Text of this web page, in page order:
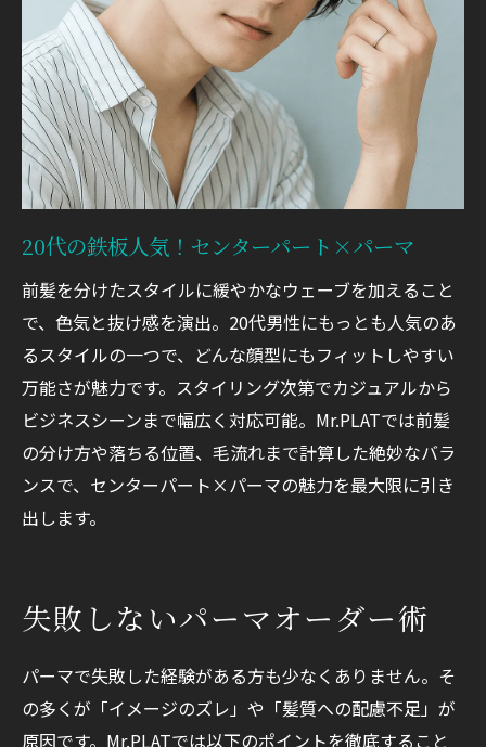
20代の鉄板人気！センターパート×パーマ
前髪を分けたスタイルに緩やかなウェーブを加えること
で、色気と抜け感を演出。20代男性にもっとも人気のあ
るスタイルの一つで、どんな顔型にもフィットしやすい
万能さが魅力です。スタイリング次第でカジュアルから
ビジネスシーンまで幅広く対応可能。Mr.PLATでは前髪
の分け方や落ちる位置、毛流れまで計算した絶妙なバラ
ンスで、センターパート×パーマの魅力を最大限に引き
出します。
失敗しないパーマオーダー術
パーマで失敗した経験がある方も少なくありません。そ
の多くが「イメージのズレ」や「髪質への配慮不足」が
原因です。Mr.PLATでは以下のポイントを徹底すること